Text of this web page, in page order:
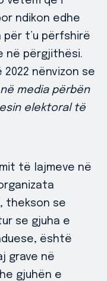
ndikon edhe
t’u përfshirë
në përgjithësi.
2022 nënvizon se
media përbën
elektoral të
të lajmeve në
thekson se
se gjuha e
është
grave në
gjuhën e